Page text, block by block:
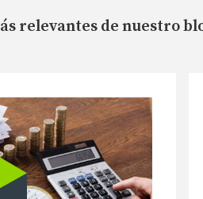
relevantes de nuestro